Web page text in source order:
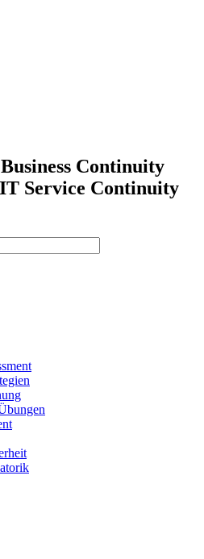
Continuity
Service Continuity